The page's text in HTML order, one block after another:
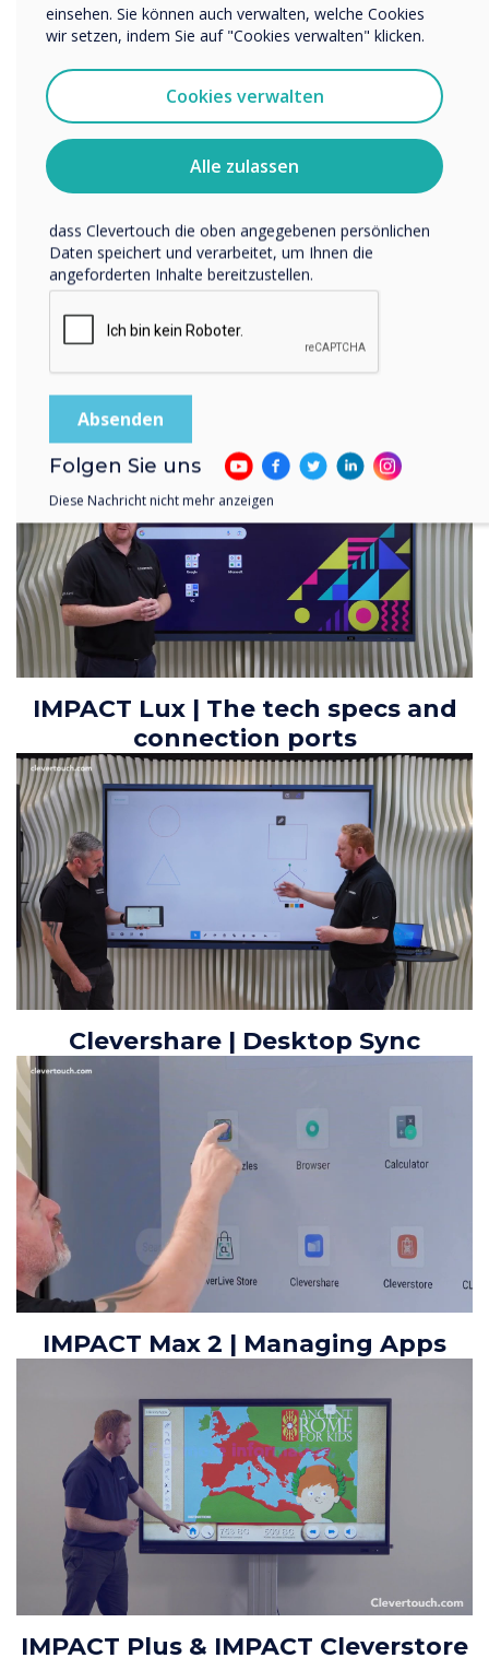
IMPACT Lux | Floating Tool Bar
LYNX Whiteboard: The new way to
create presentations for
Enterprise
IMPACT Lux | The tech specs and
connection ports
Clevershare | Desktop Sync
IMPACT Max 2 | Managing Apps
IMPACT Plus & IMPACT Cleverstore
einsehen. Sie können auch verwalten, welche Cookies
wir setzen, indem Sie auf "Cookies verwalten" klicken.
Cookies verwalten
Alle zulassen
Ich bin damit einverstanden, Mitteilungen von
Sie können diese Benachrichtigungen jederzeit
abbestellen. Weitere Informationen zum Abbestellen, zu
unseren Datenschutzverfahren und dazu, wie wir Ihre
Privatsphäre schützen und respektieren, finden Sie in
unserer Datenschutzrichtlinie.
dass Clevertouch die oben angegebenen persönlichen
Daten speichert und verarbeitet, um Ihnen die
angeforderten Inhalte bereitzustellen.
Folgen Sie uns
Diese Nachricht nicht mehr anzeigen